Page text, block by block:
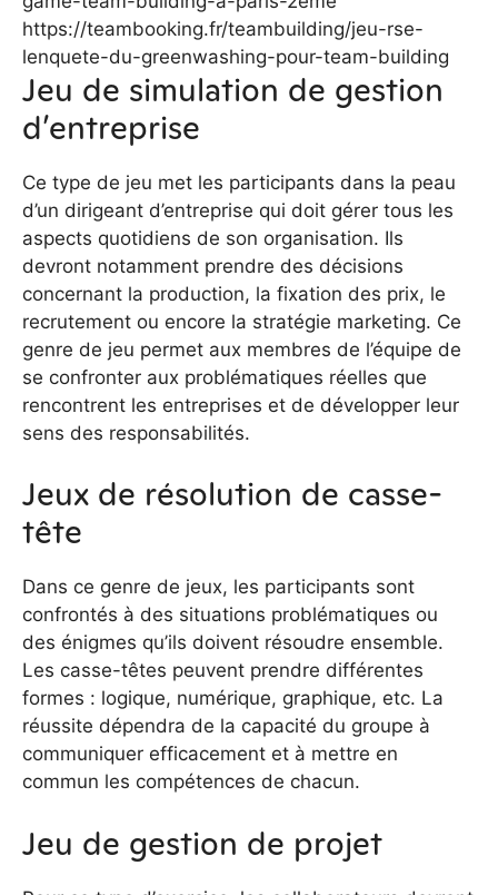
https://teambooking.fr/teambuilding/jeu-rse-
lenquete-du-greenwashing-pour-team-building
Jeu de simulation de gestion
d’entreprise
Ce type de jeu met les participants dans la peau
d’un dirigeant d’entreprise qui doit gérer tous les
aspects quotidiens de son organisation. Ils
devront notamment prendre des décisions
concernant la production, la fixation des prix, le
recrutement ou encore la stratégie marketing. Ce
genre de jeu permet aux membres de l’équipe de
se confronter aux problématiques réelles que
rencontrent les entreprises et de développer leur
sens des responsabilités.
Jeux de résolution de casse-
tête
Dans ce genre de jeux, les participants sont
confrontés à des situations problématiques ou
des énigmes qu’ils doivent résoudre ensemble.
Les casse-têtes peuvent prendre différentes
formes : logique, numérique, graphique, etc. La
réussite dépendra de la capacité du groupe à
communiquer efficacement et à mettre en
commun les compétences de chacun.
Jeu de gestion de projet